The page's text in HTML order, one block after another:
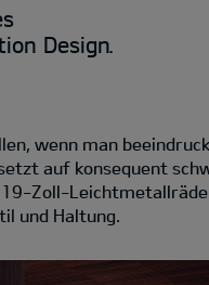
Design.
wenn man
auf konsequent
19-Zoll-
und Haltung.